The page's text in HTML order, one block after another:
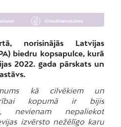
norisinājās Latvijas
biedru kopsapulce, kurā
2022. gada pārskats un
kā cilvēkiem un
kopumā ir bijis
nevienam nepaliekot
izvērsto nežēlīgo karu